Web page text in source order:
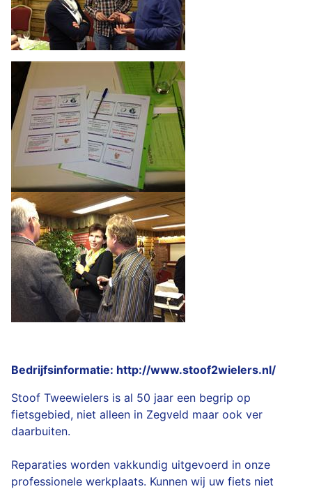
Bedrijfsinformatie: http://www.stoof2wielers.nl/
Stoof Tweewielers is al 50 jaar een begrip op
fietsgebied, niet alleen in Zegveld maar ook ver
daarbuiten.
Reparaties worden vakkundig uitgevoerd in onze
professionele werkplaats. Kunnen wij uw fiets niet